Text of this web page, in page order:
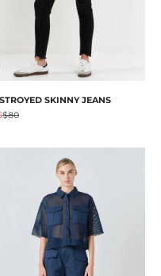
SKINNY JEANS
scontato
Prezzo
$80